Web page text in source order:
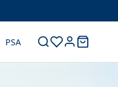
PSA